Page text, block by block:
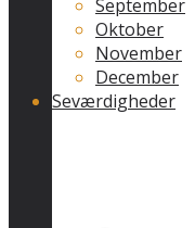
September
Oktober
November
December
Seværdigheder